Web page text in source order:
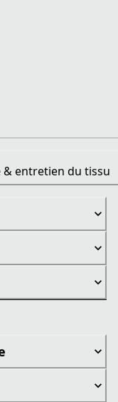
& entretien du tissu